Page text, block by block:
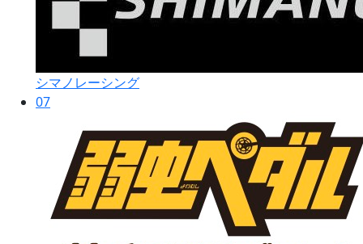
シマノレーシング
07